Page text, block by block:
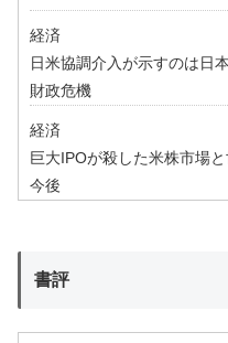
経済
日米協調介入が示すのは日
財政危機
経済
巨大IPOが殺した米株市場
今後
書評